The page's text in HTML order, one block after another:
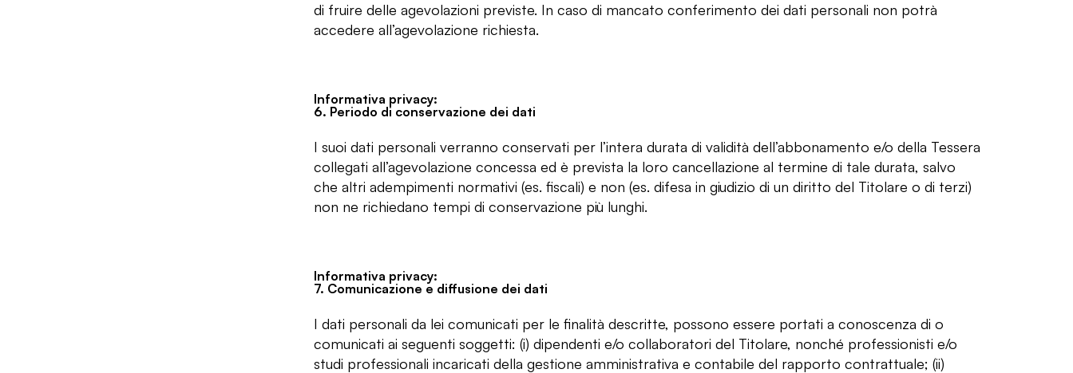
di fruire delle agevolazioni previste. In caso di mancato conferimento dei dati personali non potrà
accedere all’agevolazione richiesta.
Informativa privacy:
6. Periodo di conservazione dei dati
I suoi dati personali verranno conservati per l’intera durata di validità dell’abbonamento e/o della Tessera
collegati all’agevolazione concessa ed è prevista la loro cancellazione al termine di tale durata, salvo
che altri adempimenti normativi (es. fiscali) e non (es. difesa in giudizio di un diritto del Titolare o di terzi)
non ne richiedano tempi di conservazione più lunghi.
Informativa privacy:
7. Comunicazione e diffusione dei dati
I dati personali da lei comunicati per le finalità descritte, possono essere portati a conoscenza di o
comunicati ai seguenti soggetti: (i) dipendenti e/o collaboratori del Titolare, nonché professionisti e/o
studi professionali incaricati della gestione amministrativa e contabile del rapporto contrattuale; (ii)